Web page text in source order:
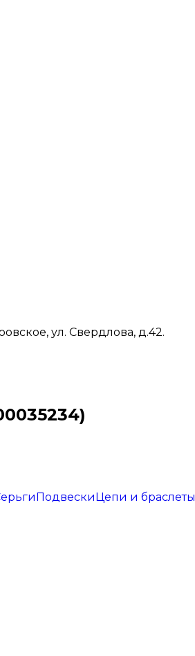
ул. Свердлова, д.42.
ПодвескиЦепи и браслеты